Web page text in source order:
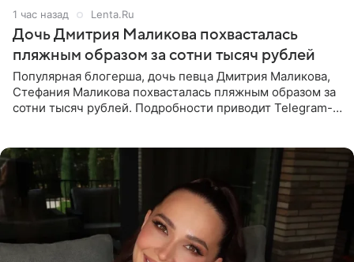
1 час назад Lenta.Ru
Дочь Дмитрия Маликова похвасталась
пляжным образом за сотни тысяч рублей
Популярная блогерша, дочь певца Дмитрия Маликова,
Стефания Маликова похвасталась пляжным образом за
сотни тысяч рублей. Подробности приводит Telegram-